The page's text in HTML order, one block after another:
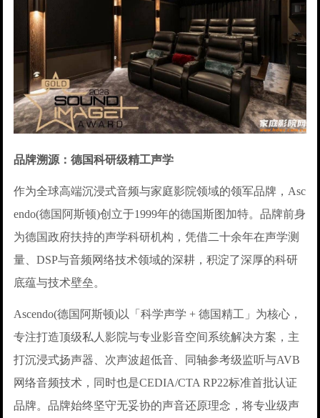
品牌溯源：德国科研级精工声学
作为全球高端沉浸式音频与家庭影院领域的领军品牌，Asc
endo(德国阿斯顿)创立于1999年的德国斯图加特。品牌前身
为德国政府扶持的声学科研机构，凭借二十余年在声学测
量、DSP与音频网络技术领域的深耕，积淀了深厚的科研
底蕴与技术壁垒。
Ascendo(德国阿斯顿)以「科学声学 + 德国精工」为核心，
专注打造顶级私人影院与专业影音空间系统解决方案，主
打沉浸式扬声器、次声波超低音、同轴参考级监听与AVB
网络音频技术，同时也是CEDIA/CTA RP22标准首批认证
品牌。品牌始终坚守无妥协的声音还原理念，将专业级声